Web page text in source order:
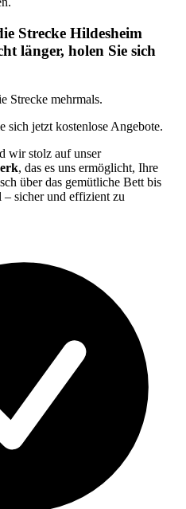
Strecke Hildesheim
länger, holen Sie sich
Strecke mehrmals.
sich jetzt kostenlose Angebote.
wir stolz auf unser
, das es uns ermöglicht, Ihre
über das gemütliche Bett bis
– sicher und effizient zu